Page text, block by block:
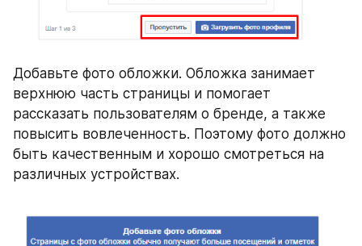
Добавьте фото обложки. Обложка занимает
верхнюю часть страницы и помогает
рассказать пользователям о бренде, а также
повысить вовлеченность. Поэтому фото должно
быть качественным и хорошо смотреться на
различных устройствах.